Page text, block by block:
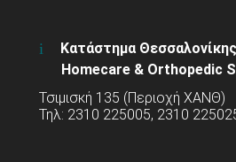
Κατάστημα
Homecare & Orthopedic
Τσιμισκή 135 (Περιοχή ΧΑΝΘ)
Τηλ: 2310 225005, 2310